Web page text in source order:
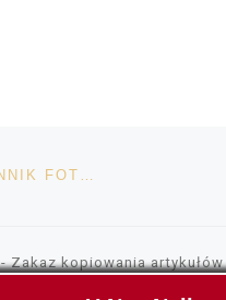
CO2 – CZYLI DWUTLENEK WĘGLA, NIEZBĘDNY CZYNNIK FOTOSYNTEZY U ROŚLIN
Zakaz kopiowania